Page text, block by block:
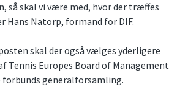
så skal vi være med, hvor der træffes
Hans Natorp, formand for DIF.
skal der også vælges yderligere
Tennis Europes Board of Management
generalforsamling.